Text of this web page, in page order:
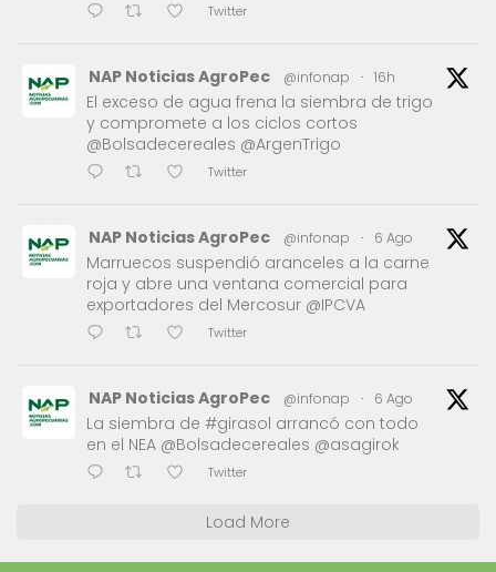
Twitter
NAP Noticias AgroPec @infonap · 16h
El exceso de agua frena la siembra de trigo
y compromete a los ciclos cortos
@Bolsadecereales @ArgenTrigo
Twitter
NAP Noticias AgroPec @infonap · 6 Ago
Marruecos suspendió aranceles a la carne
roja y abre una ventana comercial para
exportadores del Mercosur @IPCVA
Twitter
NAP Noticias AgroPec @infonap · 6 Ago
La siembra de #girasol arrancó con todo
en el NEA @Bolsadecereales @asagirok
Twitter
Load More